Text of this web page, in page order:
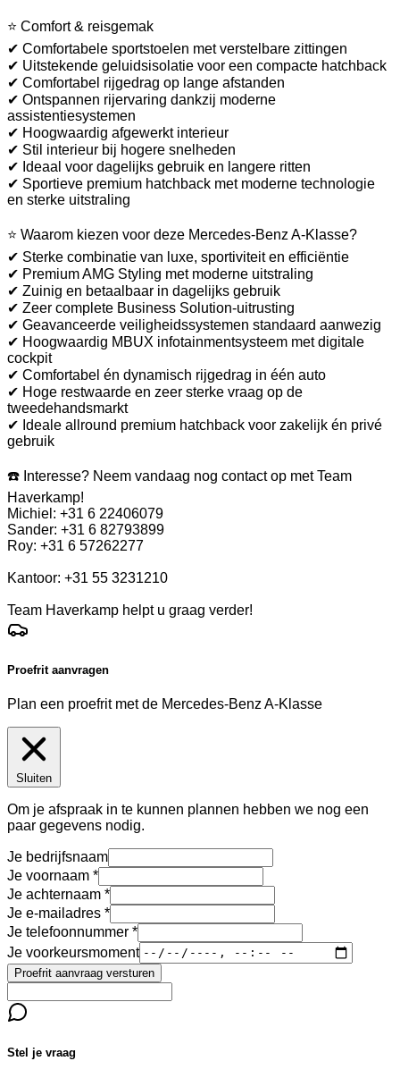
⭐ Comfort & reisgemak
✔ Comfortabele sportstoelen met verstelbare zittingen
✔ Uitstekende geluidsisolatie voor een compacte hatchback
✔ Comfortabel rijgedrag op lange afstanden
✔ Ontspannen rijervaring dankzij moderne
assistentiesystemen
✔ Hoogwaardig afgewerkt interieur
✔ Stil interieur bij hogere snelheden
✔ Ideaal voor dagelijks gebruik en langere ritten
✔ Sportieve premium hatchback met moderne technologie
en sterke uitstraling
⭐ Waarom kiezen voor deze Mercedes-Benz A-Klasse?
✔ Sterke combinatie van luxe, sportiviteit en efficiëntie
✔ Premium AMG Styling met moderne uitstraling
✔ Zuinig en betaalbaar in dagelijks gebruik
✔ Zeer complete Business Solution-uitrusting
✔ Geavanceerde veiligheidssystemen standaard aanwezig
✔ Hoogwaardig MBUX infotainmentsysteem met digitale
cockpit
✔ Comfortabel én dynamisch rijgedrag in één auto
✔ Hoge restwaarde en zeer sterke vraag op de
tweedehandsmarkt
✔ Ideale allround premium hatchback voor zakelijk én privé
gebruik
☎️ Interesse? Neem vandaag nog contact op met Team
Haverkamp!
Michiel: +31 6 22406079
Sander: +31 6 82793899
Roy: +31 6 57262277
Kantoor: +31 55 3231210
Team Haverkamp helpt u graag verder!
Proefrit aanvragen
Plan een proefrit met de Mercedes-Benz A-Klasse
Sluiten
Om je afspraak in te kunnen plannen hebben we nog een
paar gegevens nodig.
Je bedrijfsnaam
Je voornaam
Je achternaam
Je e-mailadres
Je telefoonnummer
Je voorkeursmoment
Proefrit aanvraag versturen
Stel je vraag